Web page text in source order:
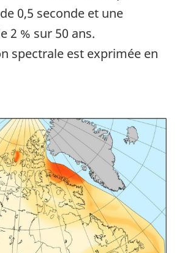
0,5 seconde et une
2 % sur 50 ans.
spectrale est exprimée en